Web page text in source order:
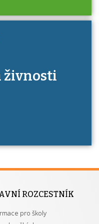
a jaké výhody
živnosti
ROZCESTNÍK
pro školy